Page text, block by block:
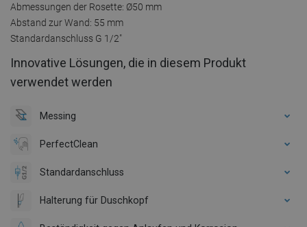
Abmessungen der Rosette: Ø50 mm
Abstand zur Wand: 55 mm
Standardanschluss G 1/2"
Innovative Lösungen, die in diesem Produkt
verwendet werden
Messing
PerfectClean
Standardanschluss
Halterung für Duschkopf